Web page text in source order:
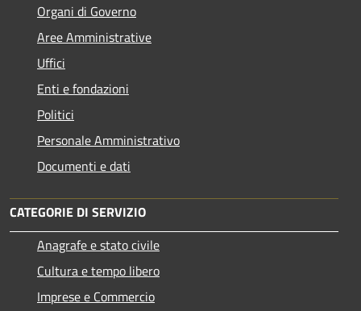
Organi di Governo
Aree Amministrative
Uffici
Enti e fondazioni
Politici
Personale Amministrativo
Documenti e dati
CATEGORIE DI SERVIZIO
Anagrafe e stato civile
Cultura e tempo libero
Imprese e Commercio